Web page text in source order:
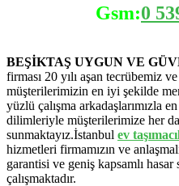
Gsm:0
BEŞİKTAŞ UYGUN VE
firması 20 yılı aşan tecrübemiz
müşterilerimizin en iyi şekilde
yüzlü çalışma arkadaşlarımızla
dilimleriyle müşterilerimize her
sunmaktayız.İstanbul ev
hizmetleri firmamızın ve
garantisi ve geniş kapsamlı hasar
çalışmaktadır.